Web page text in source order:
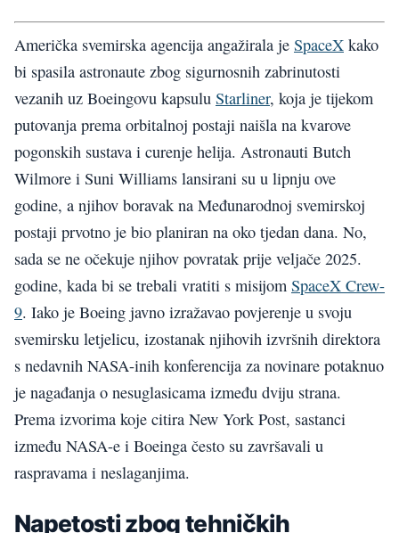
Američka svemirska agencija angažirala je SpaceX kako
bi spasila astronaute zbog sigurnosnih zabrinutosti
vezanih uz Boeingovu kapsulu Starliner, koja je tijekom
putovanja prema orbitalnoj postaji naišla na kvarove
pogonskih sustava i curenje helija. Astronauti Butch
Wilmore i Suni Williams lansirani su u lipnju ove
godine, a njihov boravak na Međunarodnoj svemirskoj
postaji prvotno je bio planiran na oko tjedan dana. No,
sada se ne očekuje njihov povratak prije veljače 2025.
godine, kada bi se trebali vratiti s misijom SpaceX Crew-
9. Iako je Boeing javno izražavao povjerenje u svoju
svemirsku letjelicu, izostanak njihovih izvršnih direktora
s nedavnih NASA-inih konferencija za novinare potaknuo
je nagađanja o nesuglasicama između dviju strana.
Prema izvorima koje citira New York Post, sastanci
između NASA-e i Boeinga često su završavali u
raspravama i neslaganjima.
Napetosti zbog tehničkih